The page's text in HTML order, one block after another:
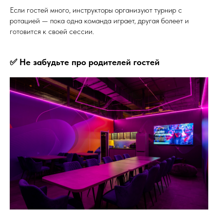
Если гостей много, инструкторы организуют турнир с
ротацией — пока одна команда играет, другая болеет и
готовится к своей сессии.
✅ Не забудьте про родителей гостей